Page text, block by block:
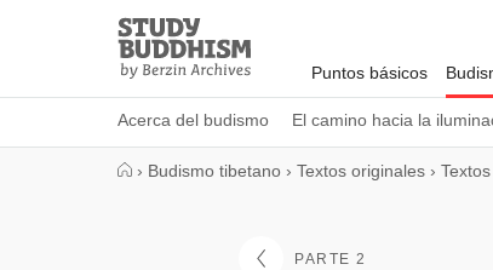
Study
Buddhism
Home
Puntos básicos
Acerca del budismo El camino hacia la
› Budismo tibetano › Textos originales ›
PARTE 2